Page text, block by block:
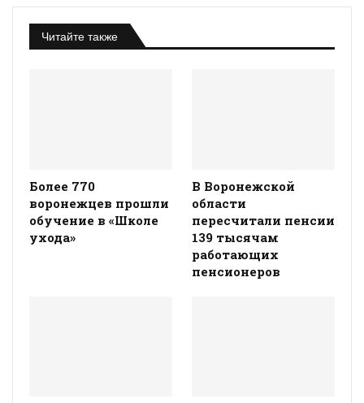
Читайте также
Более 770
воронежцев прошли
обучение в «Школе
ухода»
В Воронежской
области
пересчитали пенсии
139 тысячам
работающих
пенсионеров